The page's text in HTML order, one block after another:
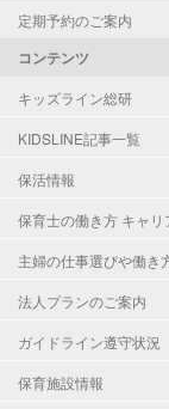
定期予約のご案内
コンテンツ
キッズライン総研
KIDSLINE記事一覧
保活情報
保育士の働き方 キャリ
主婦の仕事選びや働き
法人プランのご案内
ガイドライン遵守状況
保育施設情報